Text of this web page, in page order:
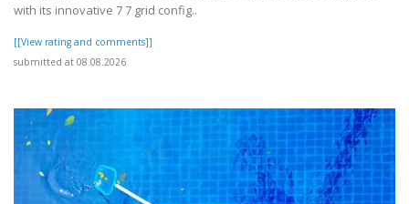
with its innovative 7 7 grid config..
[[View rating and comments]]
submitted at 08.08.2026